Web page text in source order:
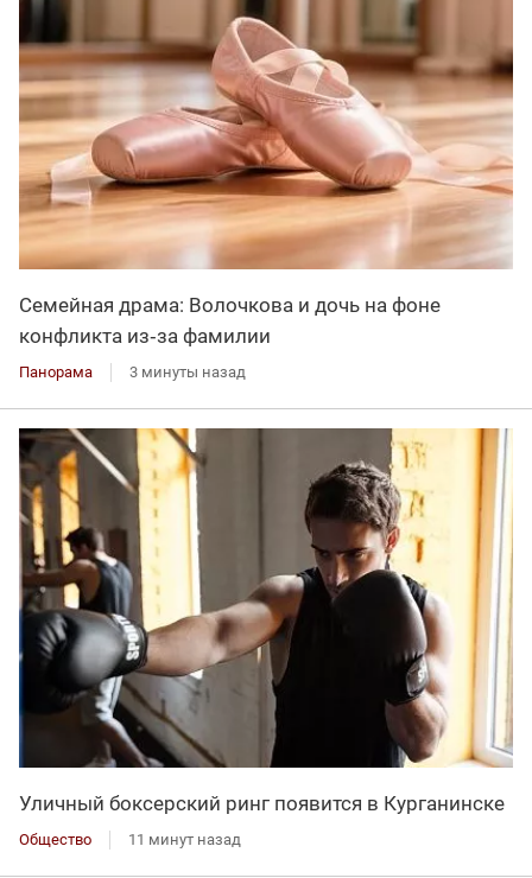
Семейная драма: Волочкова и дочь на фоне
конфликта из‑за фамилии
Панорама 3 минуты назад
Уличный боксерский ринг появится в Курганинске
Общество 11 минут назад